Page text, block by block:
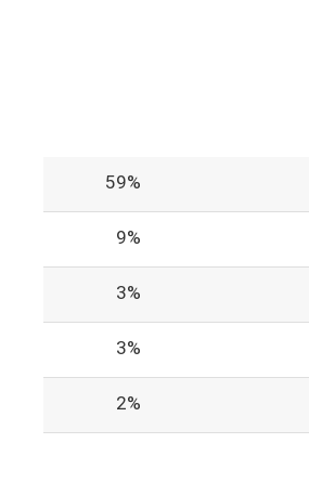
59%
9%
3%
3%
2%